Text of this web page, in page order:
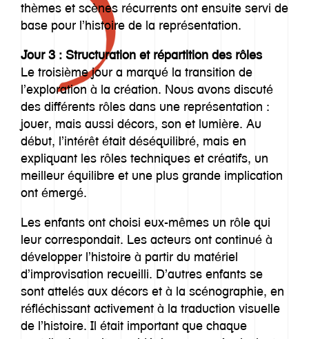
Notre histoire
Approche
Imaginarium
Offre
thèmes et scènes récurrents ont ensuite servi de
base pour l’histoire de la représentation.
Jour 3 : Structuration et répartition des rôles
Le troisième jour a marqué la transition de
l’exploration à la création. Nous avons discuté
des différents rôles dans une représentation :
jouer, mais aussi décors, son et lumière. Au
début, l’intérêt était déséquilibré, mais en
expliquant les rôles techniques et créatifs, un
meilleur équilibre et une plus grande implication
ont émergé.
Les enfants ont choisi eux-mêmes un rôle qui
leur correspondait. Les acteurs ont continué à
développer l’histoire à partir du matériel
d’improvisation recueilli. D’autres enfants se
sont attelés aux décors et à la scénographie, en
réfléchissant activement à la traduction visuelle
de l’histoire. Il était important que chaque